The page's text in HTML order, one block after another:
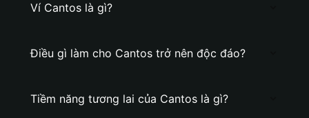
Ví Cantos là gì?
Điều gì làm cho Cantos trở nên độc đáo?
Tiềm năng tương lai của Cantos là gì?